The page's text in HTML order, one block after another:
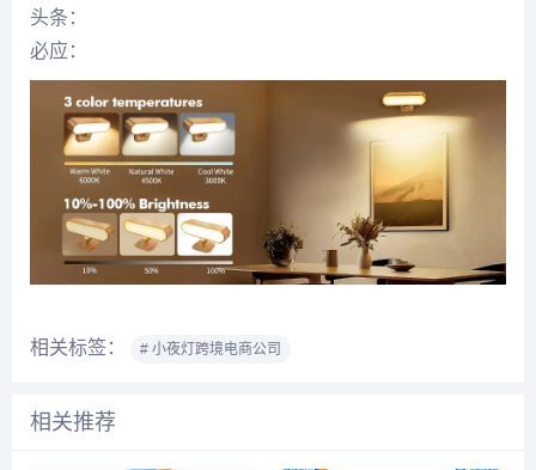
头条：
必应：
相关标签： # 小夜灯跨境电商公司
相关推荐